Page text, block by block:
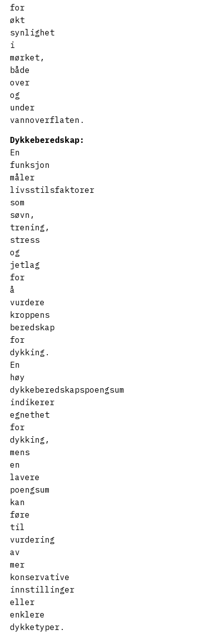
for
økt
synlighet
i
mørket,
både
over
og
under
vannoverflaten.
Dykkeberedskap:
En
funksjon
måler
livsstilsfaktorer
som
søvn,
trening,
stress
og
jetlag
for
å
vurdere
kroppens
beredskap
for
dykking.
En
høy
dykkeberedskapspoengsum
indikerer
egnethet
for
dykking,
mens
en
lavere
poengsum
kan
føre
til
vurdering
av
mer
konservative
innstillinger
eller
enklere
dykketyper.